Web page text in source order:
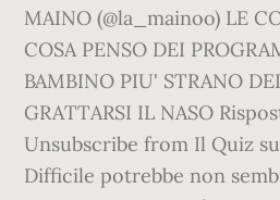
MAINO (@la_mainoo) LE
COSA PENSO DEI
BAMBINO PIU' STRANO
GRATTARSI IL NASO
Unsubscribe from Il Quiz
Difficile potrebbe non